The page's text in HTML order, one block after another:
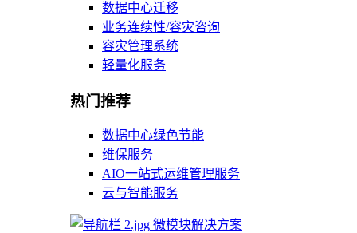
数据中心迁移
业务连续性/容灾咨询
容灾管理系统
轻量化服务
热门推荐
数据中心绿色节能
维保服务
AIO一站式运维管理服务
云与智能服务
微模块解决方案